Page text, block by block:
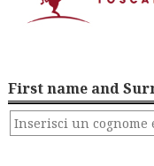
First name and